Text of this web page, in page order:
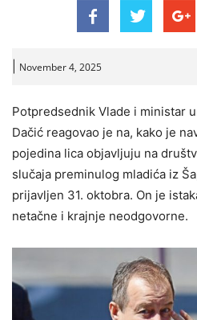
November 4, 2025
Potpredsednik Vlade i ministar
Dačić reagovao je na, kako je
pojedina lica objavljuju na
slučaja preminulog mladića iz
prijavljen 31. oktobra. On je
netačne i krajnje neodgovorne.